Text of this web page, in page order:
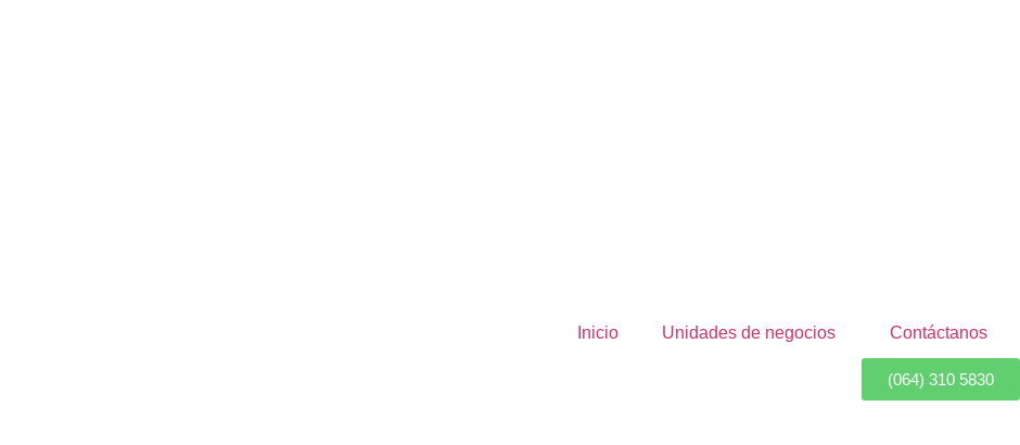
Inicio Unidades de negocios Contáctanos
(064) 310 5830